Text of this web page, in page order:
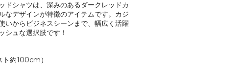
ドシャツは、深みのあるダークレッドカ
なデザインが特徴のアイテムです。カジ
いからビジネスシーンまで、幅広く活躍
シュな選択肢です！
ト約100cm）